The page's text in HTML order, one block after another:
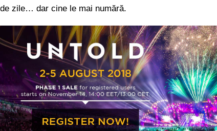
zile… dar cine le mai numără.